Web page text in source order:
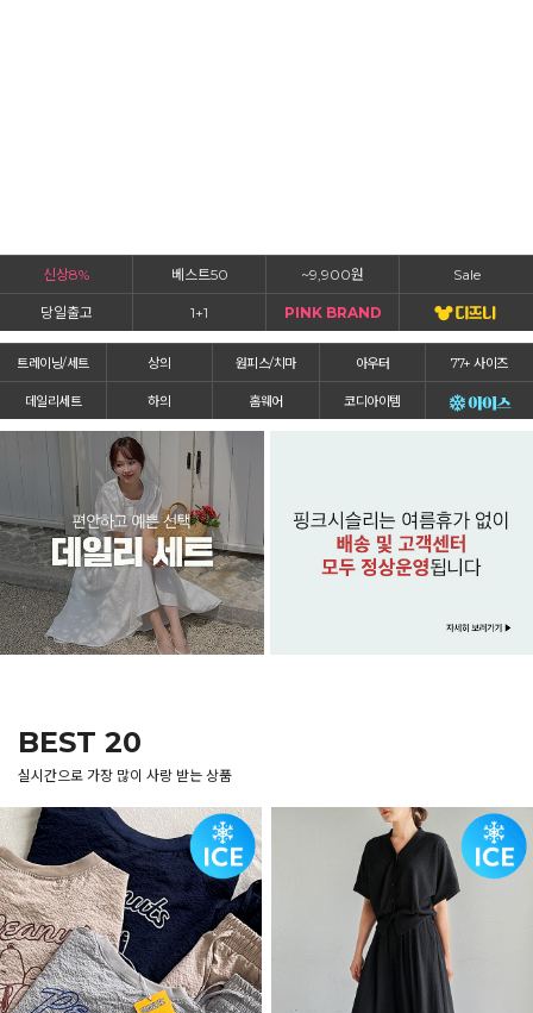
신상8% 베스트50 ~9,900원 Sale
당일출고 1+1 PINK BRAND
트레이닝/세트 상의 원피스/치마 아우터 77+ 사이즈
데일리세트 하의 홈웨어 코디아이템
BEST 20
실시간으로 가장 많이 사랑 받는 상품